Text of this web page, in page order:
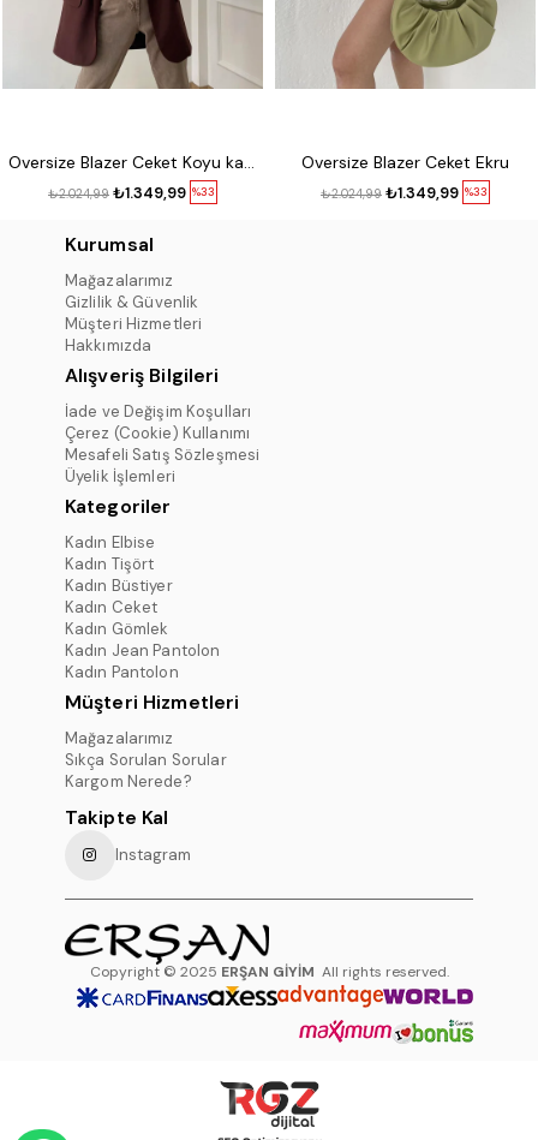
%33
₺1.349,99
₺2.024,99
Oversize Blazer Ceket Ekru
%33
₺1.349,99
₺2.024,99
Kurumsal
Mağazalarımız
Gizlilik & Güvenlik
Müşteri Hizmetleri
Hakkımızda
Alışveriş Bilgileri
İade ve Değişim Koşulları
Çerez (Cookie) Kullanımı
Mesafeli Satış Sözleşmesi
Üyelik İşlemleri
Kategoriler
Kadın Elbise
Kadın Tişört
Kadın Büstiyer
Kadın Ceket
Kadın Gömlek
Kadın Jean Pantolon
Kadın Pantolon
Müşteri Hizmetleri
Mağazalarımız
Sıkça Sorulan Sorular
Kargom Nerede?
Takipte Kal
Instagram
Copyright © 2025 ERŞAN GİYİM All rights reserved.